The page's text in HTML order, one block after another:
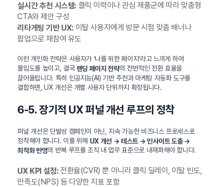
실시간 추천 시스템:클릭 이력이나 관심 제품군에 따라 맞춤형
CTA와 제안 구성
리타게팅 기반 UX:이탈 사용자에게 방문 시점 맞춤 배너나
팝업으로 재참여 유도
이런 개인화 전략은 사용자가 ‘나를 위한 페이지’라고 느끼게 하여
몰입도를 높이고, 결국 랜딩 페이지 전략의 전반적인 전환 효율을
끌어올립니다. 특히 인공지능(AI) 기반 추천과 마케팅 자동화 도구를
결합하면, UX 개선은 개별 사용자 단위까지 확장됩니다.
6-5. 장기적 UX 퍼널 개선 루프의 정착
퍼널 개선은 단발성 캠페인이 아닌, 지속 가능한 비즈니스 프로세스로
정착해야 합니다. 이를 위해 UX 개선 → 테스트 → 인사이트 도출 →
최적화 반영의 반복 루프를 조직 내 업무 표준으로 내재화해야 합니다.
UX KPI 설정:전환율(CVR) 뿐 아니라 클릭 딜레이, 이탈 빈도,
만족도(NPS) 등 다양한 지표 포함